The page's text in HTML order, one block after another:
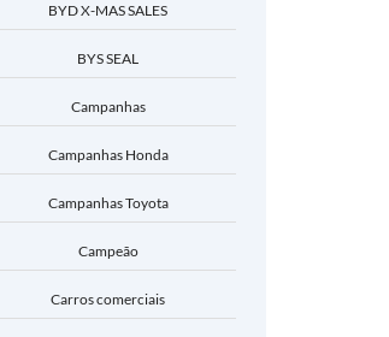
BYD X-MAS SALES
BYS SEAL
Campanhas
Campanhas Honda
Campanhas Toyota
Campeão
Carros comerciais